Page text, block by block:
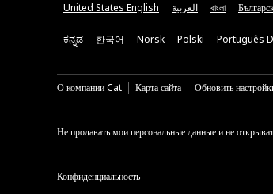
United States English العربية বাংলা
ಕನ್ನಡ 한국어 Norsk Polski Português
О компании Cat Карта сайта Обновить
Не продавать мои персональные данные и не
Конфиденциальность